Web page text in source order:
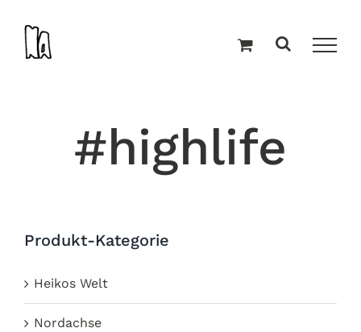
Inhalt
springen
#highlife
Produkt-Kategorie
Heikos Welt
Nordachse